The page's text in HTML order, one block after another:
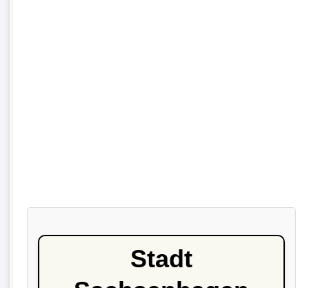
Stadt